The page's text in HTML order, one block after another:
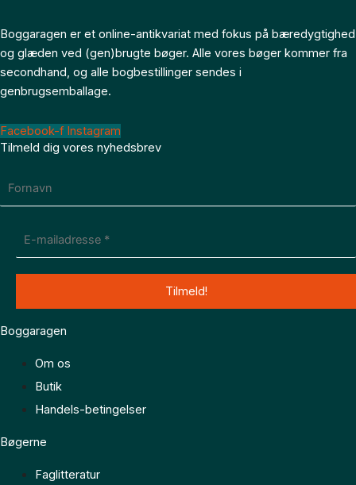
Boggaragen er et online-antikvariat med fokus på bæredygtighed
og glæden ved (gen)brugte bøger. Alle vores bøger kommer fra
secondhand, og alle bogbestillinger sendes i
genbrugsemballage.
Facebook-f Instagram
Tilmeld dig vores nyhedsbrev
Boggaragen
Om os
Butik
Handels-betingelser
Bøgerne
Faglitteratur